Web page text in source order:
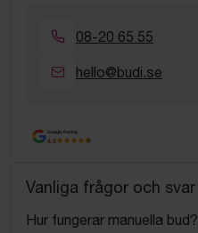
08-20 65 55
hello@budi.se
Google Rating
4.5
Vanliga frågor och svar
Hur fungerar manuella bud?